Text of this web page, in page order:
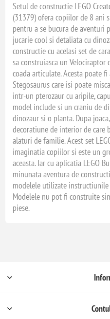
Setul de constructie LEGO
(31379) ofera copiilor de 8 ani
pentru a se bucura de aventuri
jucarie cool si detaliata cu
constructie cu acelasi set de
sa construiasca un Velociraptor
coada articulate. Acesta poate
Stegosaurus care isi poate
intr-un pterozaur cu aripile,
model include si un craniu de
dinozaur si o planta. Dupa
decoratiune de interior de care
alaturi de familie. Acest set
imaginatia copiilor si este un
aceasta. Iar cu aplicatia LEGO
minunata aventura de
modelele utilizate
Modelele nu pot fi construite
piese.